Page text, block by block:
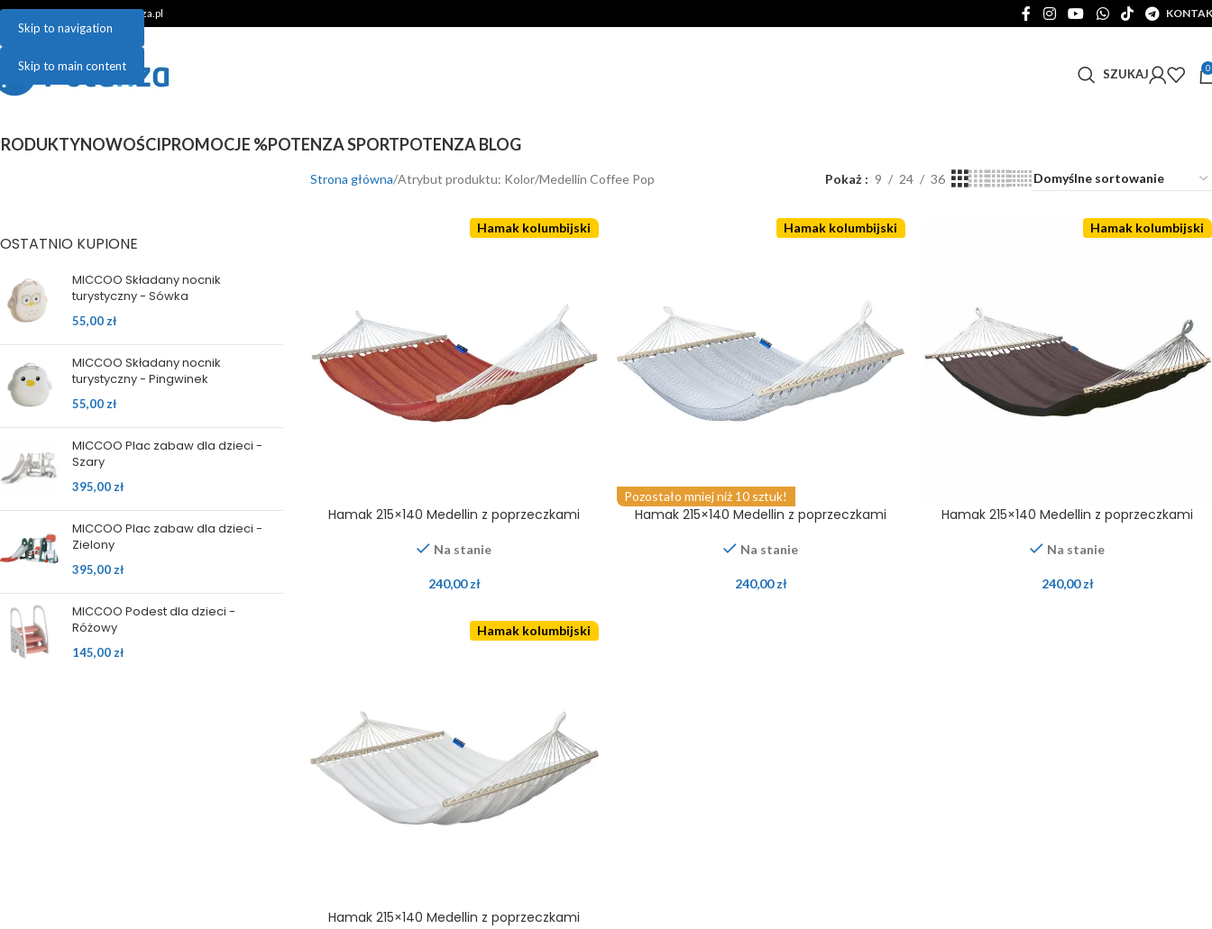
Skip to navigation
Skip to main content
781 048 899 | sklep@potenza.pl
SZUKAJ 0
NOWOŚCIPROMOCJE %POTENZA SPORTPOTENZA BLOG
OSTATNIO KUPIONE
MICCOO Składany nocnik
turystyczny - Sówka
55,00 zł
MICCOO Składany nocnik
turystyczny - Pingwinek
55,00 zł
MICCOO Plac zabaw dla dzieci -
Szary
395,00 zł
MICCOO Plac zabaw dla dzieci -
Zielony
395,00 zł
MICCOO Podest dla dzieci -
Różowy
145,00 zł
Strona główna Atrybut produktu: Kolor Medellin Coffee Pop Pokaż 9 24 36
Hamak kolumbijski
Hamak 215×140 Medellin z poprzeczkami
Na stanie
240,00zł
Pozostało mniej niż 10 sztuk!
Hamak kolumbijski
Hamak 215×140 Medellin z poprzeczkami
Na stanie
240,00zł
Hamak kolumbijski
Hamak 215×140 Medellin z poprzeczkami
Na stanie
240,00zł
Hamak kolumbijski
Hamak 215×140 Medellin z poprzeczkami